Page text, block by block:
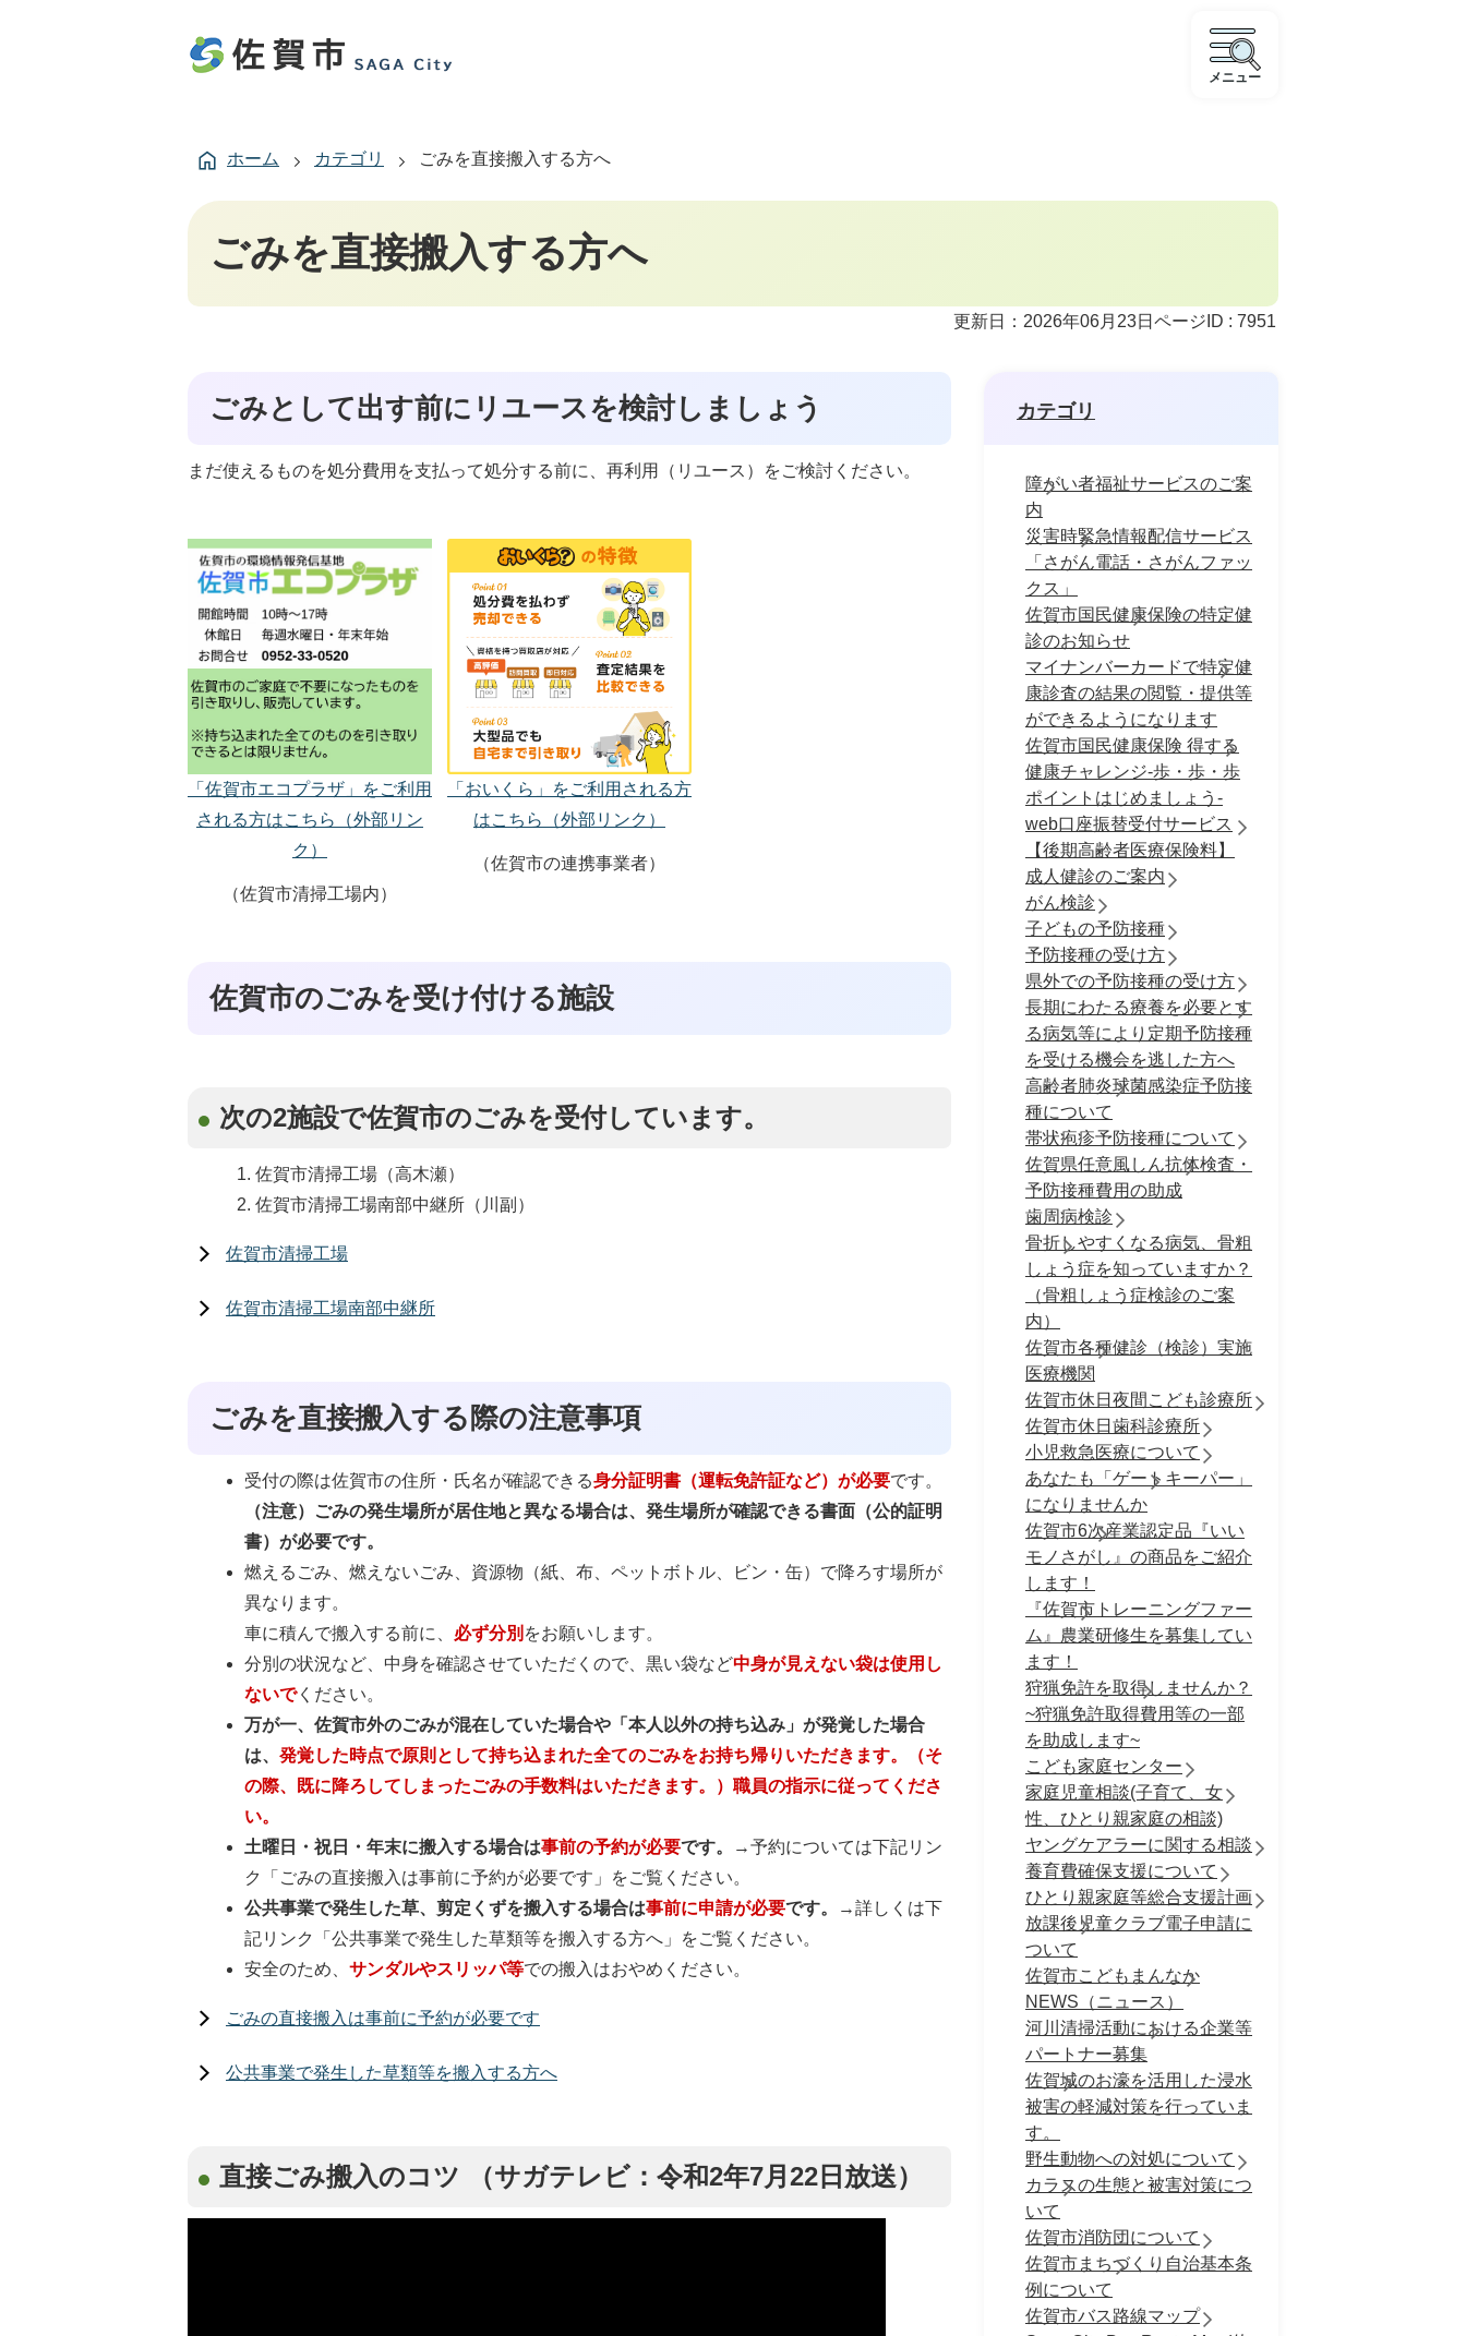
メニュー
ホーム カテゴリ ごみを直接搬入する方へ
ごみを直接搬入する方へ
更新日：2026年06月23日 ページID : 7951
ごみとして出す前にリユースを検討しましょう
まだ使えるものを処分費用を支払って処分する前に、再利用（リユース）をご検討ください。
「佐賀市エコプラザ」をご利用
される方はこちら（外部リン
ク）
（佐賀市清掃工場内）
「おいくら」をご利用される方
はこちら（外部リンク）
（佐賀市の連携事業者）
佐賀市のごみを受け付ける施設
次の2施設で佐賀市のごみを受付しています。
佐賀市清掃工場（高木瀬）
佐賀市清掃工場南部中継所（川副）
佐賀市清掃工場
佐賀市清掃工場南部中継所
ごみを直接搬入する際の注意事項
受付の際は佐賀市の住所・氏名が確認できる身分証明書（運転免許証など）が必要です。
（注意）ごみの発生場所が居住地と異なる場合は、発生場所が確認できる書面（公的証明
書）が必要です。
燃えるごみ、燃えないごみ、資源物（紙、布、ペットボトル、ビン・缶）で降ろす場所が
異なります。
車に積んで搬入する前に、 必ず分別 をお願いします。
分別の状況など、中身を確認させていただくので、黒い袋など中身が見えない袋は使用し
ないでください。
万が一、佐賀市外のごみが混在していた場合や「本人以外の持ち込み」が発覚した場合
は、発覚した時点で原則として持ち込まれた全てのごみをお持ち帰りいただきます。（そ
の際、既に降ろしてしまったごみの手数料はいただきます。）職員の指示に従ってくださ
い。
土曜日・祝日・年末に搬入する場合は事前の予約が必要です。
→予約については下記リン
ク「ごみの直接搬入は事前に予約が必要です」をご覧ください。
公共事業で発生した草、剪定くずを搬入する場合は事前に申請が必要です。
→詳しくは下
記リンク「公共事業で発生した草類等を搬入する方へ」をご覧ください。
安全のため、サンダルやスリッパ等での搬入はおやめください。
ごみの直接搬入は事前に予約が必要です
公共事業で発生した草類等を搬入する方へ
直接ごみ搬入のコツ （サガテレビ：令和2年7月22日放送）
カテゴリ
障がい者福祉サービスのご案
内
災害時緊急情報配信サービス
「さがん電話・さがんファッ
クス」
佐賀市国民健康保険の特定健
診のお知らせ
マイナンバーカードで特定健
康診査の結果の閲覧・提供等
ができるようになります
佐賀市国民健康保険 得する
健康チャレンジ-歩・歩・歩
ポイントはじめましょう-
web口座振替受付サービス
【後期高齢者医療保険料】
成人健診のご案内
がん検診
子どもの予防接種
予防接種の受け方
県外での予防接種の受け方
長期にわたる療養を必要とす
る病気等により定期予防接種
を受ける機会を逃した方へ
高齢者肺炎球菌感染症予防接
種について
帯状疱疹予防接種について
佐賀県任意風しん抗体検査・
予防接種費用の助成
歯周病検診
骨折しやすくなる病気、骨粗
しょう症を知っていますか？
（骨粗しょう症検診のご案
内）
佐賀市各種健診（検診）実施
医療機関
佐賀市休日夜間こども診療所
佐賀市休日歯科診療所
小児救急医療について
あなたも「ゲートキーパー」
になりませんか
佐賀市6次産業認定品『いい
モノさがし』の商品をご紹介
します！
『佐賀市トレーニングファー
ム』農業研修生を募集してい
ます！
狩猟免許を取得しませんか？
~狩猟免許取得費用等の一部
を助成します~
こども家庭センター
家庭児童相談(子育て、女
性、ひとり親家庭の相談)
ヤングケアラーに関する相談
養育費確保支援について
ひとり親家庭等総合支援計画
放課後児童クラブ電子申請に
ついて
佐賀市こどもまんなか
NEWS（ニュース）
河川清掃活動における企業等
パートナー募集
佐賀城のお濠を活用した浸水
被害の軽減対策を行っていま
す。
野生動物への対処について
カラスの生態と被害対策につ
いて
佐賀市消防団について
佐賀市まちづくり自治基本条
例について
佐賀市バス路線マップ